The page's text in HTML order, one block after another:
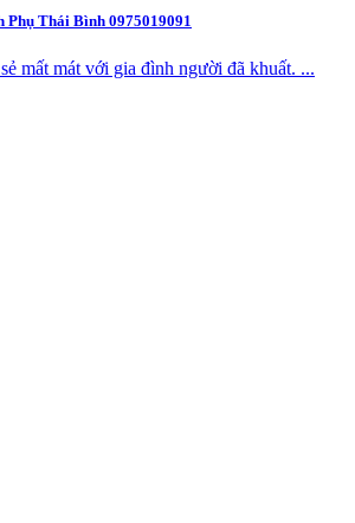
Phụ Thái Bình 0975019091
mất mát với gia đình người đã khuất. ...